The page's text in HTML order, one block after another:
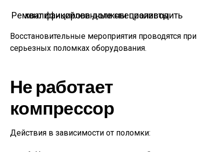
Ремонт фанкойлов должны производить квалифицированные специалисты
Восстановительные мероприятия проводятся при
серьезных поломках оборудования.
Не работает
компрессор
Действия в зависимости от поломки: